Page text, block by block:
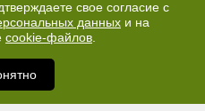
доведение до всеобщего
и их элементов без согласия
свое согласие с
данных и на
cookie-файлов.